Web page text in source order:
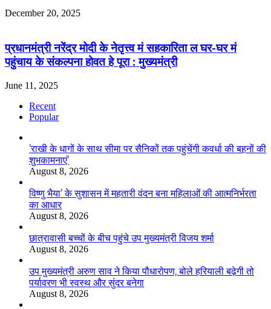
December 20, 2025
प्रधानमंत्री नरेंद्र मोदी के नेतृत्त्व मं सहकारिता ल घर-घर मं
पहुंचाय के संकल्पना होवत हे पूरा : मुख्यमंत्री
June 11, 2025
Recent
Popular
’राखी के धागों के साथ सीमा पर सैनिकों तक पहुंचेंगी कवर्धा की बहनों की
शुभकामनाएं’
August 8, 2026
विष्णु भैया’ के सुशासन में महतारी वंदन बना महिलाओं की आत्मनिर्भरता
का आधार
August 8, 2026
छात्रावासी बच्चों के बीच पहुंचे उप मुख्यमंत्री विजय शर्मा
August 8, 2026
उप मुख्यमंत्री अरुण साव ने किया पौधारोपण, बोले हरियाली बढ़ेगी तो
पर्यावरण भी स्वस्थ और सुंदर बनेगा
August 8, 2026